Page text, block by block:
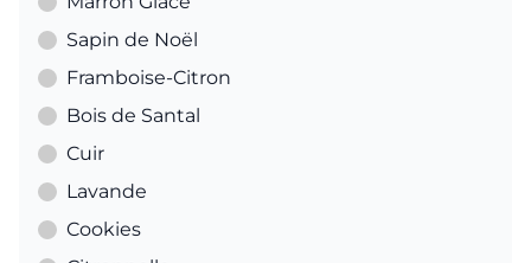
Sapin de Noël
Framboise-Citron
Bois de Santal
Cuir
Lavande
Cookies